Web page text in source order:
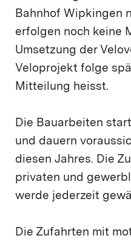
Bahnhof Wipkingen
erfolgen noch keine
Umsetzung der
Veloprojekt folge
Mitteilung heisst.
Die Bauarbeiten
und dauern
diesen Jahres. Die
privaten und
werde jederzeit
Die Zufahrten mit